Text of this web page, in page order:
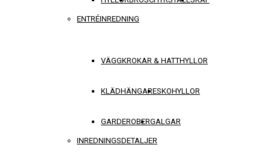
ENTRÉINREDNING
VÄGGKROKAR & HATTHYLLOR
KLÄDHÄNGARESKOHYLLOR
GARDEROBERGALGAR
INREDNINGSDETALJER